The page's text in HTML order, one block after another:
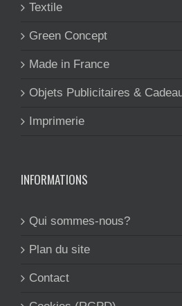
Textile
Green Concept
Made in France
Objets Publicitaires &
Imprimerie
INFORMATIONS
Qui sommes-nous?
Plan du site
Contact